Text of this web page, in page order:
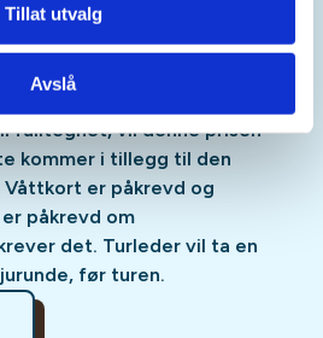
Tillat utvalg
Avslå
forplikter du deg til en
med 4 dagers frist for
Dette for at Sauna blir
fulltegnet, vil denne prisen
kommer i tillegg til den
er påkrevd og
påkrevd om
det. Turleder vil ta en
før turen.